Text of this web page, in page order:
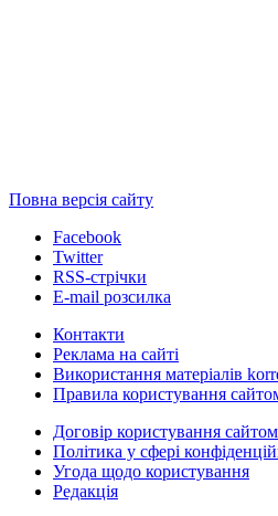
Повна версія сайту
Facebook
Twitter
RSS-стрічки
E-mail розсилка
Контакти
Реклама на сайті
Використання матеріалів
Правила користування
Договір користування сайтом
Політика у сфері
Угода щодо користування
Редакція